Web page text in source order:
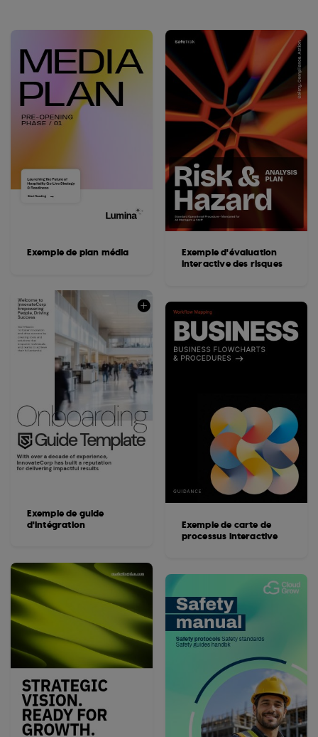
Exemple de plan média
Exemple de guide
d'intégration
Exemple d'évaluation
interactive des risques
Exemple de carte de
processus interactive